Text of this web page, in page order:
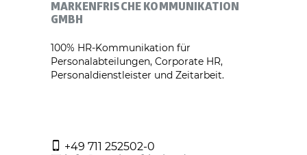
MARKENFRISCHE KOMMUNIKATION
GMBH
100% HR-Kommunikation für
Personalabteilungen, Corporate HR,
Personaldienstleister und Zeitarbeit.
+49 711 252502-0